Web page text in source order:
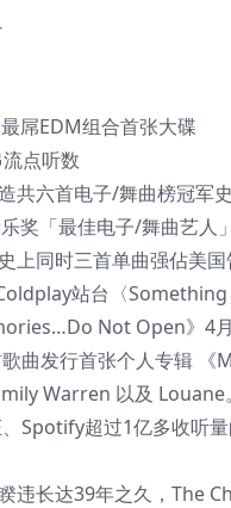
屌EDM组合首张大碟
点听数
共六首电子/舞曲榜冠军
奖「最佳电子/舞曲艺人
上同时三首单曲强佔美
站台〈
Not Open》4
曲发行首张个人专辑
Warren 以及
Spotify超过1亿多收听
违长达39年之久，The